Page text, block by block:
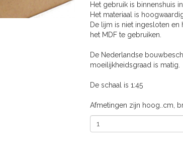
Het gebruik is binnenshuis
Het materiaal is
De lijm is niet ingesloten
het MDF te gebruiken.
De Nederlandse
moeilijkheidsgraad is matig.
De schaal is 1:45
Afmetingen zijn hoog..cm,